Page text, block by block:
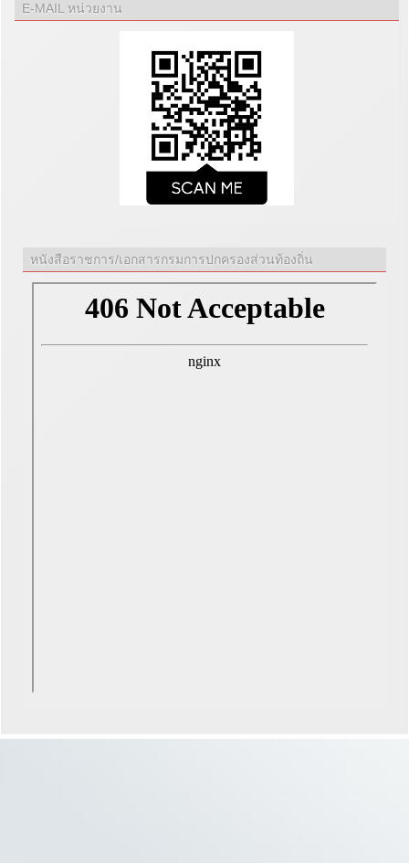
E-MAIL หน่วยงาน
หนังสือราชการ/เอกสารกรมการปกครองส่วนท้องถิ่น